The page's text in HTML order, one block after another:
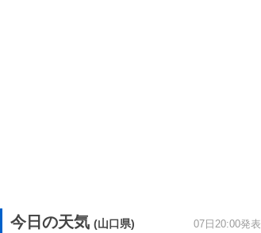
今日の天気 (山口県) 07日20:00発表